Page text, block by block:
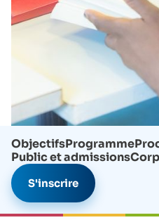
ObjectifsProgramme
Public et admissions
S'inscrire